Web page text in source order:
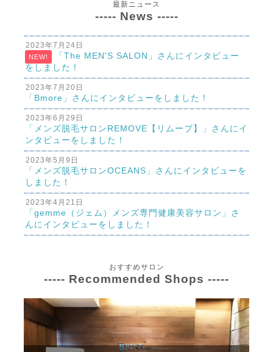
最新ニュース
----- News -----
2023年7月24日
NEW!
「The MEN'S SALON」さんにインタビュー
をしました！
2023年7月20日
「Bmore」さんにインタビューをしました！
2023年6月29日
「メンズ脱毛サロンREMOVE【リムーブ】」さんにイ
ンタビューをしました！
2023年5月9日
「メンズ脱毛サロンOCEANS」さんにインタビューを
しました！
2023年4月21日
「gemme（ジェム）メンズ専門健康美容サロン」さ
んにインタビューをしました！
おすすめサロン
----- Recommended Shops -----